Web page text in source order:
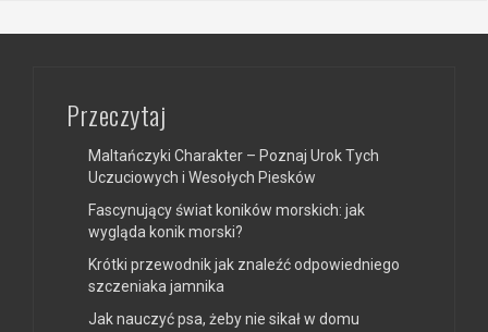
Przeczytaj
Maltańczyki Charakter – Poznaj Urok Tych
Uczuciowych i Wesołych Piesków
Fascynujący świat koników morskich: jak
wygląda konik morski?
Krótki przewodnik jak znaleźć odpowiedniego
szczeniaka jamnika
Jak nauczyć psa, żeby nie sikał w domu